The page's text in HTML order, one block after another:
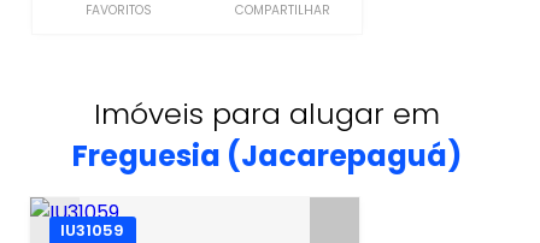
FAVORITOS COMPARTILHAR
Imóveis para alugar em
Freguesia (Jacarepaguá)
IU31059